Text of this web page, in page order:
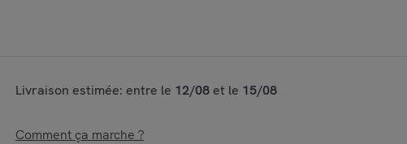
Livraison estimée: entre le 12/08 et le 15/08
Comment ça marche ?